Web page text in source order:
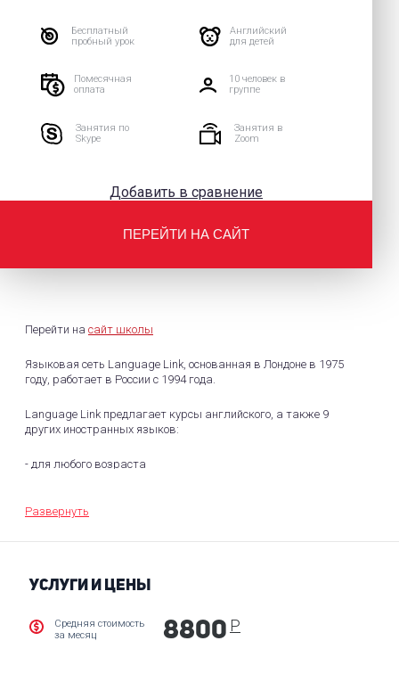
Бесплатный
пробный урок
Английский
для детей
Помесячная
оплата
10 человек в
группе
Занятия по
Skype
Занятия в
Zoom
ПЕРЕЙТИ НА САЙТ
Добавить в сравнение
Перейти на сайт школы
Языковая сеть Language Link, основанная в Лондоне в 1975
году, работает в России с 1994 года.
Language Link предлагает курсы английского, а также 9
других иностранных языков:
- для любого возраста
университета и авторизованный центр по приему экзаменов.
Развернуть
УСЛУГИ И ЦЕНЫ
Средняя стоимость
за месяц
8800 Р